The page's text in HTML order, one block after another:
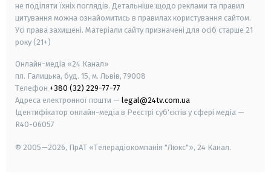
не поділяти їхніх поглядів. Детальніше щодо реклами та правил
цитування можна ознайомитись в правилах користування сайтом.
Усі права захищені. Матеріали сайту призначені для осіб старше 21
року (21+)
Онлайн-медіа «24 Канал»
пл. Галицька, буд. 15, м. Львів, 79008
Телефон +380 (32) 229-77-77
Адреса електронної пошти — legal@24tv.com.ua
Ідентифікатор онлайн-медіа в Реєстрі суб'єктів у сфері медіа —
R40-06057
© 2005—2026, ПрАТ «Телерадіокомпанія "Люкс"», 24 Канал.